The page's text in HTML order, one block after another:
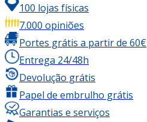
100 lojas físicas
7.000 opiniões
Portes grátis a partir de 60€
Entrega 24/48h
Devolução grátis
Papel de embrulho grátis
Garantias e serviços